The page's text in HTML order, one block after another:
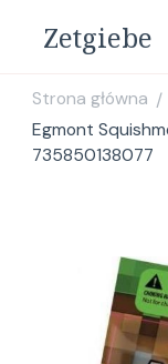
Zetgiebe
Strona główna /
Egmont
735850138077